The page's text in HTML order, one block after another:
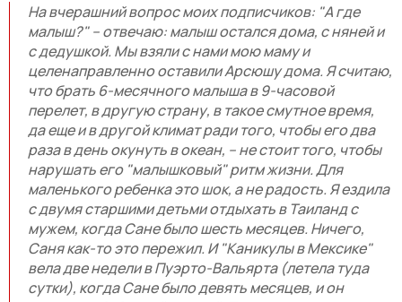
На вчерашний вопрос моих подписчиков: "А где
малыш?" – отвечаю: малыш остался дома, с няней и
с дедушкой. Мы взяли с нами мою маму и
целенаправленно оставили Арсюшу дома. Я считаю,
что брать 6-месячного малыша в 9-часовой
перелет, в другую страну, в такое смутное время,
да еще и в другой климат ради того, чтобы его два
раза в день окунуть в океан, – не стоит того, чтобы
нарушать его "малышковый" ритм жизни. Для
маленького ребенка это шок, а не радость. Я ездила
с двумя старшими детьми отдыхать в Таиланд с
мужем, когда Сане было шесть месяцев. Ничего,
Саня как-то это пережил. И "Каникулы в Мексике"
вела две недели в Пуэрто-Вальярта (летела туда
сутки), когда Сане было девять месяцев, и он